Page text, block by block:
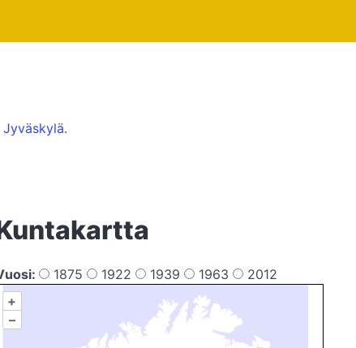
Jyväskylä.
1875 1922 1939 1963
2012
+
–